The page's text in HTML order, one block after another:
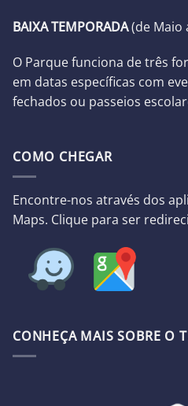
BAIXA TEMPORADA(de Maio
O Parque funciona de três
em datas específicas com
fechados ou passeios
COMO CHEGAR
Encontre-nos através dos
Maps. Clique para ser
CONHEÇA MAIS SOBRE O